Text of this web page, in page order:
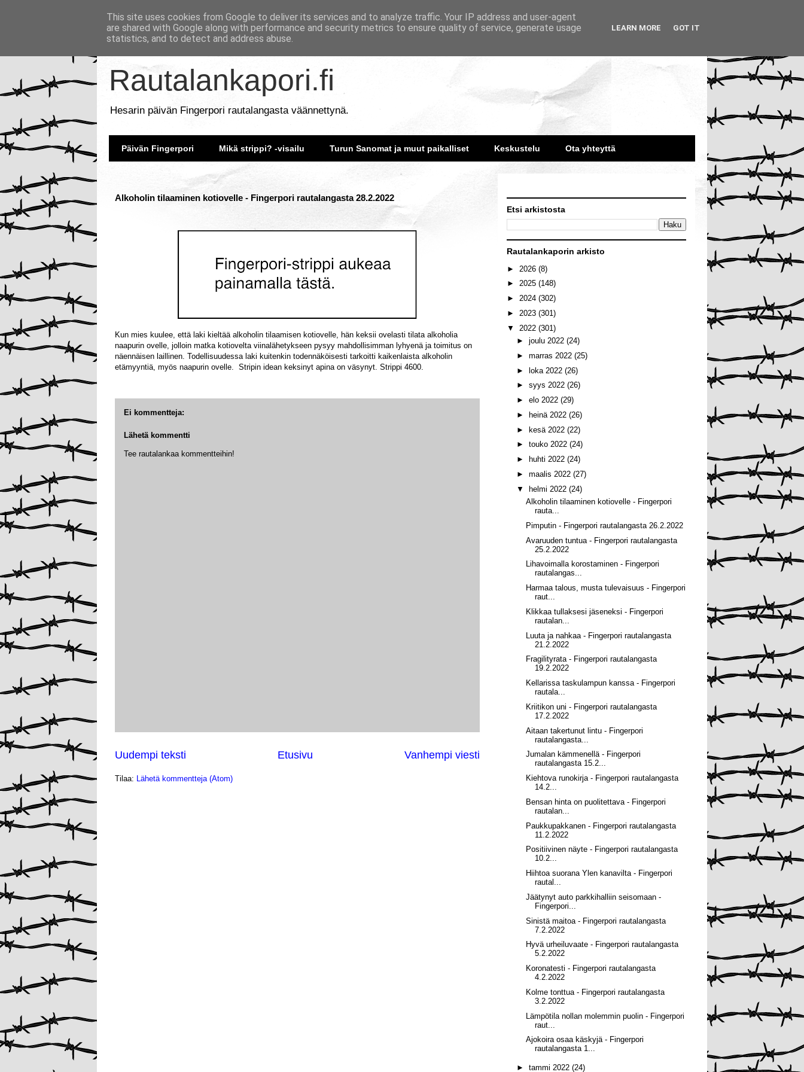
Rautalankapori.fi
Hesarin päivän Fingerpori rautalangasta väännettynä.
Päivän Fingerpori Mikä strippi? -visailu Turun Sanomat ja muut paikalliset Keskustelu Ota yhteyttä
Alkoholin tilaaminen kotiovelle - Fingerpori rautalangasta 28.2.2022
Kun mies kuulee, että laki kieltää alkoholin tilaamisen kotiovelle, hän keksii ovelasti tilata alkoholia
naapurin ovelle, jolloin matka kotiovelta viinalähetykseen pysyy mahdollisimman lyhyenä ja toimitus on
näennäisen laillinen. Todellisuudessa laki kuitenkin todennäköisesti tarkoitti kaikenlaista alkoholin
etämyyntiä, myös naapurin ovelle. Stripin idean keksinyt apina on väsynyt. Strippi 4600.
Ei kommentteja:
Lähetä kommentti
Tee rautalankaa kommentteihin!
Uudempi teksti Vanhempi viesti
Etusivu
Tilaa: Lähetä kommentteja (Atom)
Etsi arkistosta
Rautalankaporin arkisto
► 2026 (8)
► 2025 (148)
► 2024 (302)
► 2023 (301)
▼ 2022 (301)
► joulu 2022 (24)
► marras 2022 (25)
► loka 2022 (26)
► syys 2022 (26)
► elo 2022 (29)
►
heinä 2022 (26)
► kesä 2022 (22)
► touko 2022 (24)
►
huhti 2022 (24)
► maalis 2022 (27)
▼ helmi 2022 (24)
Alkoholin tilaaminen kotiovelle - Fingerpori
rauta...
Pimputin - Fingerpori rautalangasta 26.2.2022
Avaruuden tuntua - Fingerpori rautalangasta
25.2.2022
Lihavoimalla korostaminen - Fingerpori
rautalangas...
Harmaa talous, musta tulevaisuus - Fingerpori
raut...
Klikkaa tullaksesi jäseneksi - Fingerpori
rautalan...
Luuta ja nahkaa - Fingerpori rautalangasta
21.2.2022
Fragilityrata - Fingerpori rautalangasta
19.2.2022
Kellarissa taskulampun kanssa - Fingerpori
rautala...
Kriitikon uni - Fingerpori rautalangasta
17.2.2022
Aitaan takertunut lintu - Fingerpori
rautalangasta...
Jumalan kämmenellä - Fingerpori
rautalangasta 15.2...
Kiehtova runokirja - Fingerpori rautalangasta
14.2...
Bensan hinta on puolitettava - Fingerpori
rautalan...
Paukkupakkanen - Fingerpori rautalangasta
11.2.2022
Positiivinen näyte - Fingerpori rautalangasta
10.2...
Hiihtoa suorana Ylen kanavilta - Fingerpori
rautal...
Jäätynyt auto parkkihalliin seisomaan -
Fingerpori...
Sinistä maitoa - Fingerpori rautalangasta
7.2.2022
Hyvä urheiluvaate - Fingerpori rautalangasta
5.2.2022
Koronatesti - Fingerpori rautalangasta
4.2.2022
Kolme tonttua - Fingerpori rautalangasta
3.2.2022
Lämpötila nollan molemmin puolin - Fingerpori
raut...
Ajokoira osaa käskyjä - Fingerpori
rautalangasta 1...
► tammi 2022 (24)
This site uses cookies from Google to deliver its services and to analyze traffic. Your IP address and user-agent
are shared with Google along with performance and security metrics to ensure quality of service, generate usage
statistics, and to detect and address abuse.
LEARN MORE GOT IT